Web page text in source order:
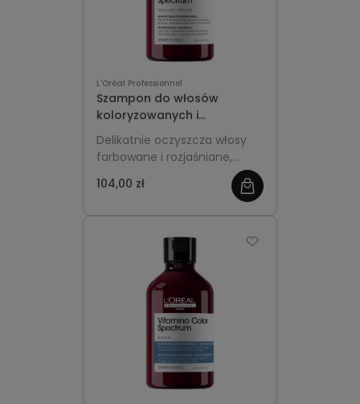
L'Oréal Professionnel
Szampon do włosów
koloryzowanych i
rozjaśnianych 300ml -
L'Oréal Professionnel
Vitamino Color
Delikatnie oczyszcza włosy
farbowane i rozjaśniane,
koloru. Zapobiega
gładkość i zdrowy blask.
104,00 zł